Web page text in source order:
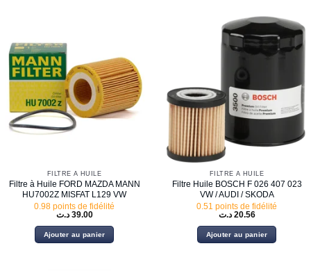
FILTRE À HUILE
Filtre à Huile FORD MAZDA MANN
HU7002Z MISFAT L129 VW
0.98 points de fidélité
39.00 د.ت
Ajouter au panier
FILTRE À HUILE
Filtre Huile BOSCH F 026 407 023
VW / AUDI / SKODA
0.51 points de fidélité
20.56 د.ت
Ajouter au panier